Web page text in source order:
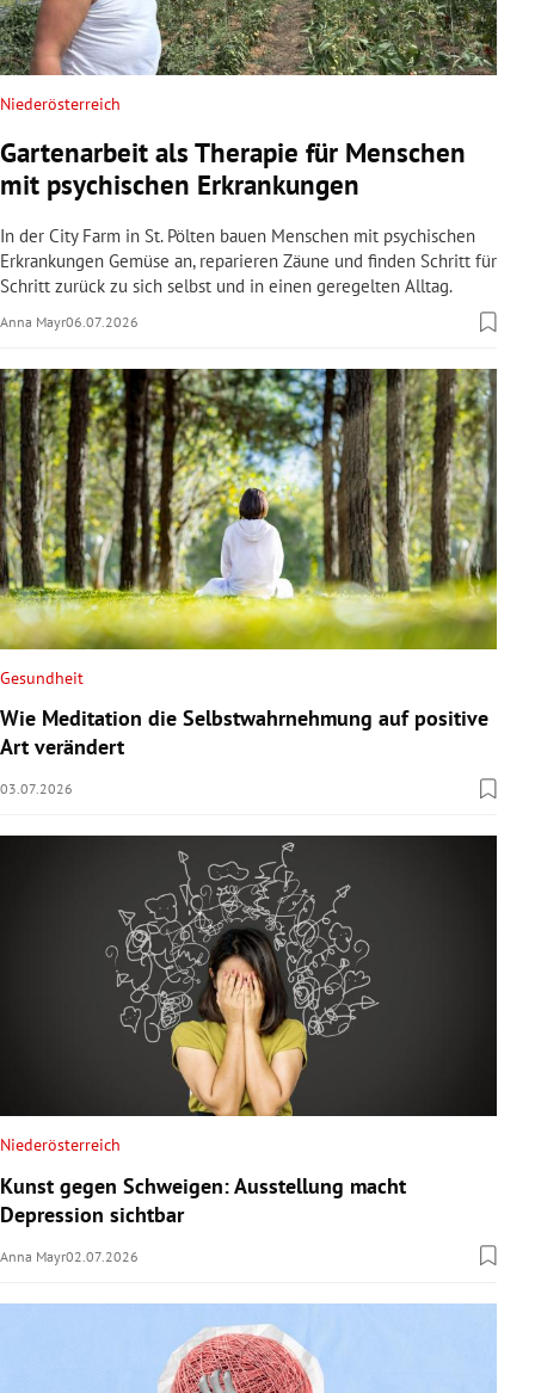
Niederösterreich
Gartenarbeit als Therapie für Menschen
mit psychischen Erkrankungen
In der City Farm in St. Pölten bauen Menschen mit psychischen
Erkrankungen Gemüse an, reparieren Zäune und finden Schritt für
Schritt zurück zu sich selbst und in einen geregelten Alltag.
Anna Mayr06.07.2026
Gesundheit
Wie Meditation die Selbstwahrnehmung auf positive
Art verändert
03.07.2026
Niederösterreich
Kunst gegen Schweigen: Ausstellung macht
Depression sichtbar
Anna Mayr02.07.2026